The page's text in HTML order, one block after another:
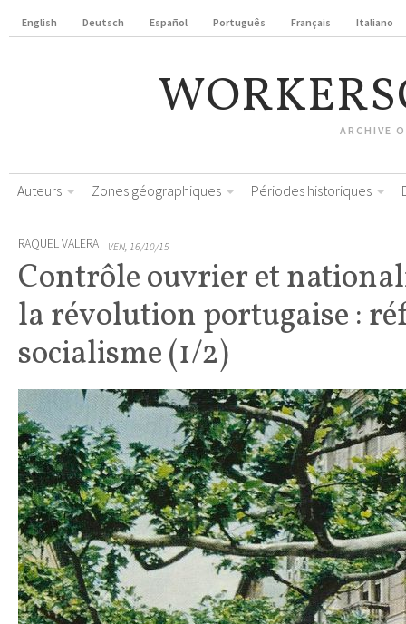
English Deutsch Español Português Français Italiano
ARCHIVE
Auteurs Zones géographiques Périodes historiques
RAQUEL VALERA VEN, 16/10/15
Contrôle ouvrier et
la révolution portugaise :
socialisme (1/2)